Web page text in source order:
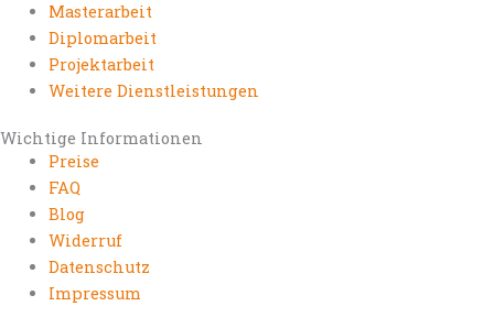
Masterarbeit
Diplomarbeit
Projektarbeit
Weitere Dienstleistungen
Wichtige Informationen
Preise
FAQ
Blog
Widerruf
Datenschutz
Impressum